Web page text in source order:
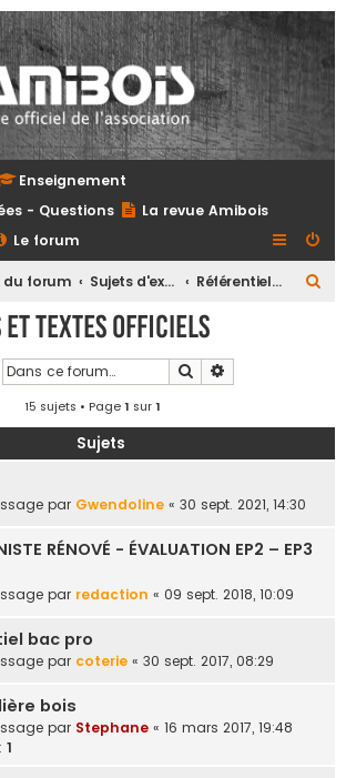
Enseignement
- Questions
La revue Amibois
Le forum
du forum Sujets d'examens et referentiels tous niveaux Référentiels et textes officiels
r
et textes officiels
Rechercher
15 sujets • Page1 sur1
Sujets
par Gwendoline « 30 sept. 2021, 14:30
RÉNOVÉ - ÉVALUATION EP2 – EP3
par redaction « 09 sept. 2018, 10:09
bac pro
par coterie « 30 sept. 2017, 08:29
bois
par Stephane « 16 mars 2017, 19:48
1